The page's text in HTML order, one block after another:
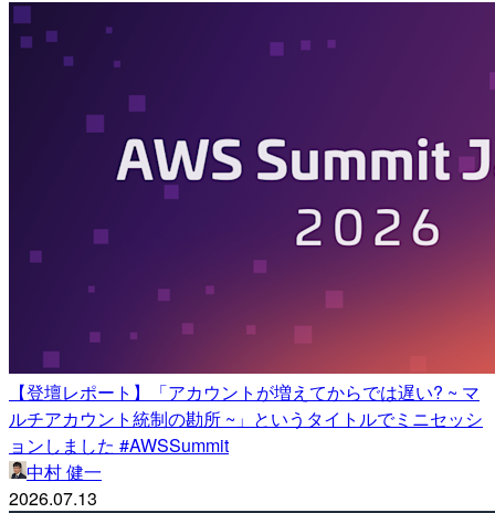
【登壇レポート】「アカウントが増えてからでは遅い? ~ マ
ルチアカウント統制の勘所 ~」というタイトルでミニセッシ
ョンしました #AWSSummit
中村 健一
2026.07.13